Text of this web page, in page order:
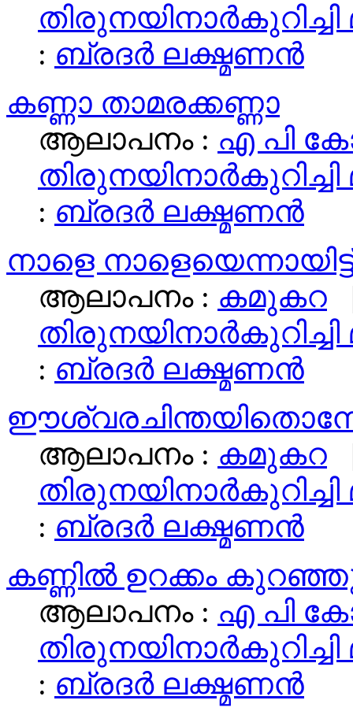
: ബ്രദര്‍ ലക്ഷ്മണന്‍
കണ്ണാ താമരക്കണ്ണാ
ആലാപനം : എ പി
: ബ്രദര്‍ ലക്ഷ്മണന്‍
നാളെ
ആലാപനം : കമുകറ
: ബ്രദര്‍ ലക്ഷ്മണന്‍
ആലാപനം : കമുകറ
: ബ്രദര്‍ ലക്ഷ്മണന്‍
കണ്ണില്‍ ഉറക്കം
ആലാപനം : എ പി
: ബ്രദര്‍ ലക്ഷ്മണന്‍